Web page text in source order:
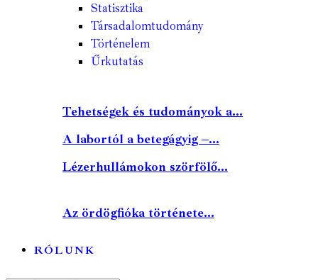
Statisztika
Társadalomtudomány
Történelem
Űrkutatás
Tehetségek és tudományok a...
A labortól a betegágyig –...
Lézerhullámokon szörfölő...
Az ördögfióka története...
RÓLUNK